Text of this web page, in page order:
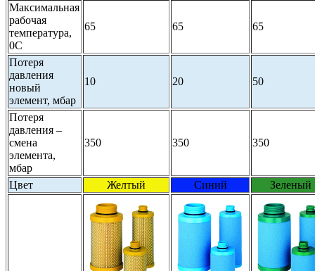
Максимальная
рабочая
температура,
0С
65 65 65
Потеря
давления
новый
элемент, мбар
10 20 50
Потеря
давления –
смена
элемента,
мбар
350 350 350
Цвет Желтый Синий Зеленый